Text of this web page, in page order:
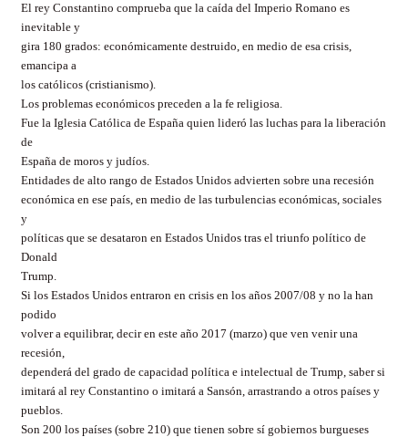
El rey Constantino comprueba que la caída del Imperio Romano es
inevitable y
gira 180 grados: económicamente destruido, en medio de esa crisis,
emancipa a
los católicos (cristianismo).
Los problemas económicos preceden a la fe religiosa.
Fue la Iglesia Católica de España quien lideró las luchas para la liberación
de
España de moros y judíos.
Entidades de alto rango de Estados Unidos advierten sobre una recesión
económica en ese país, en medio de las turbulencias económicas, sociales
y
políticas que se desataron en Estados Unidos tras el triunfo político de
Donald
Trump.
Si los Estados Unidos entraron en crisis en los años 2007/08 y no la han
podido
volver a equilibrar, decir en este año 2017 (marzo) que ven venir una
recesión,
dependerá del grado de capacidad política e intelectual de Trump, saber si
imitará al rey Constantino o imitará a Sansón, arrastrando a otros países y
pueblos.
Son 200 los países (sobre 210) que tienen sobre sí gobiernos burgueses